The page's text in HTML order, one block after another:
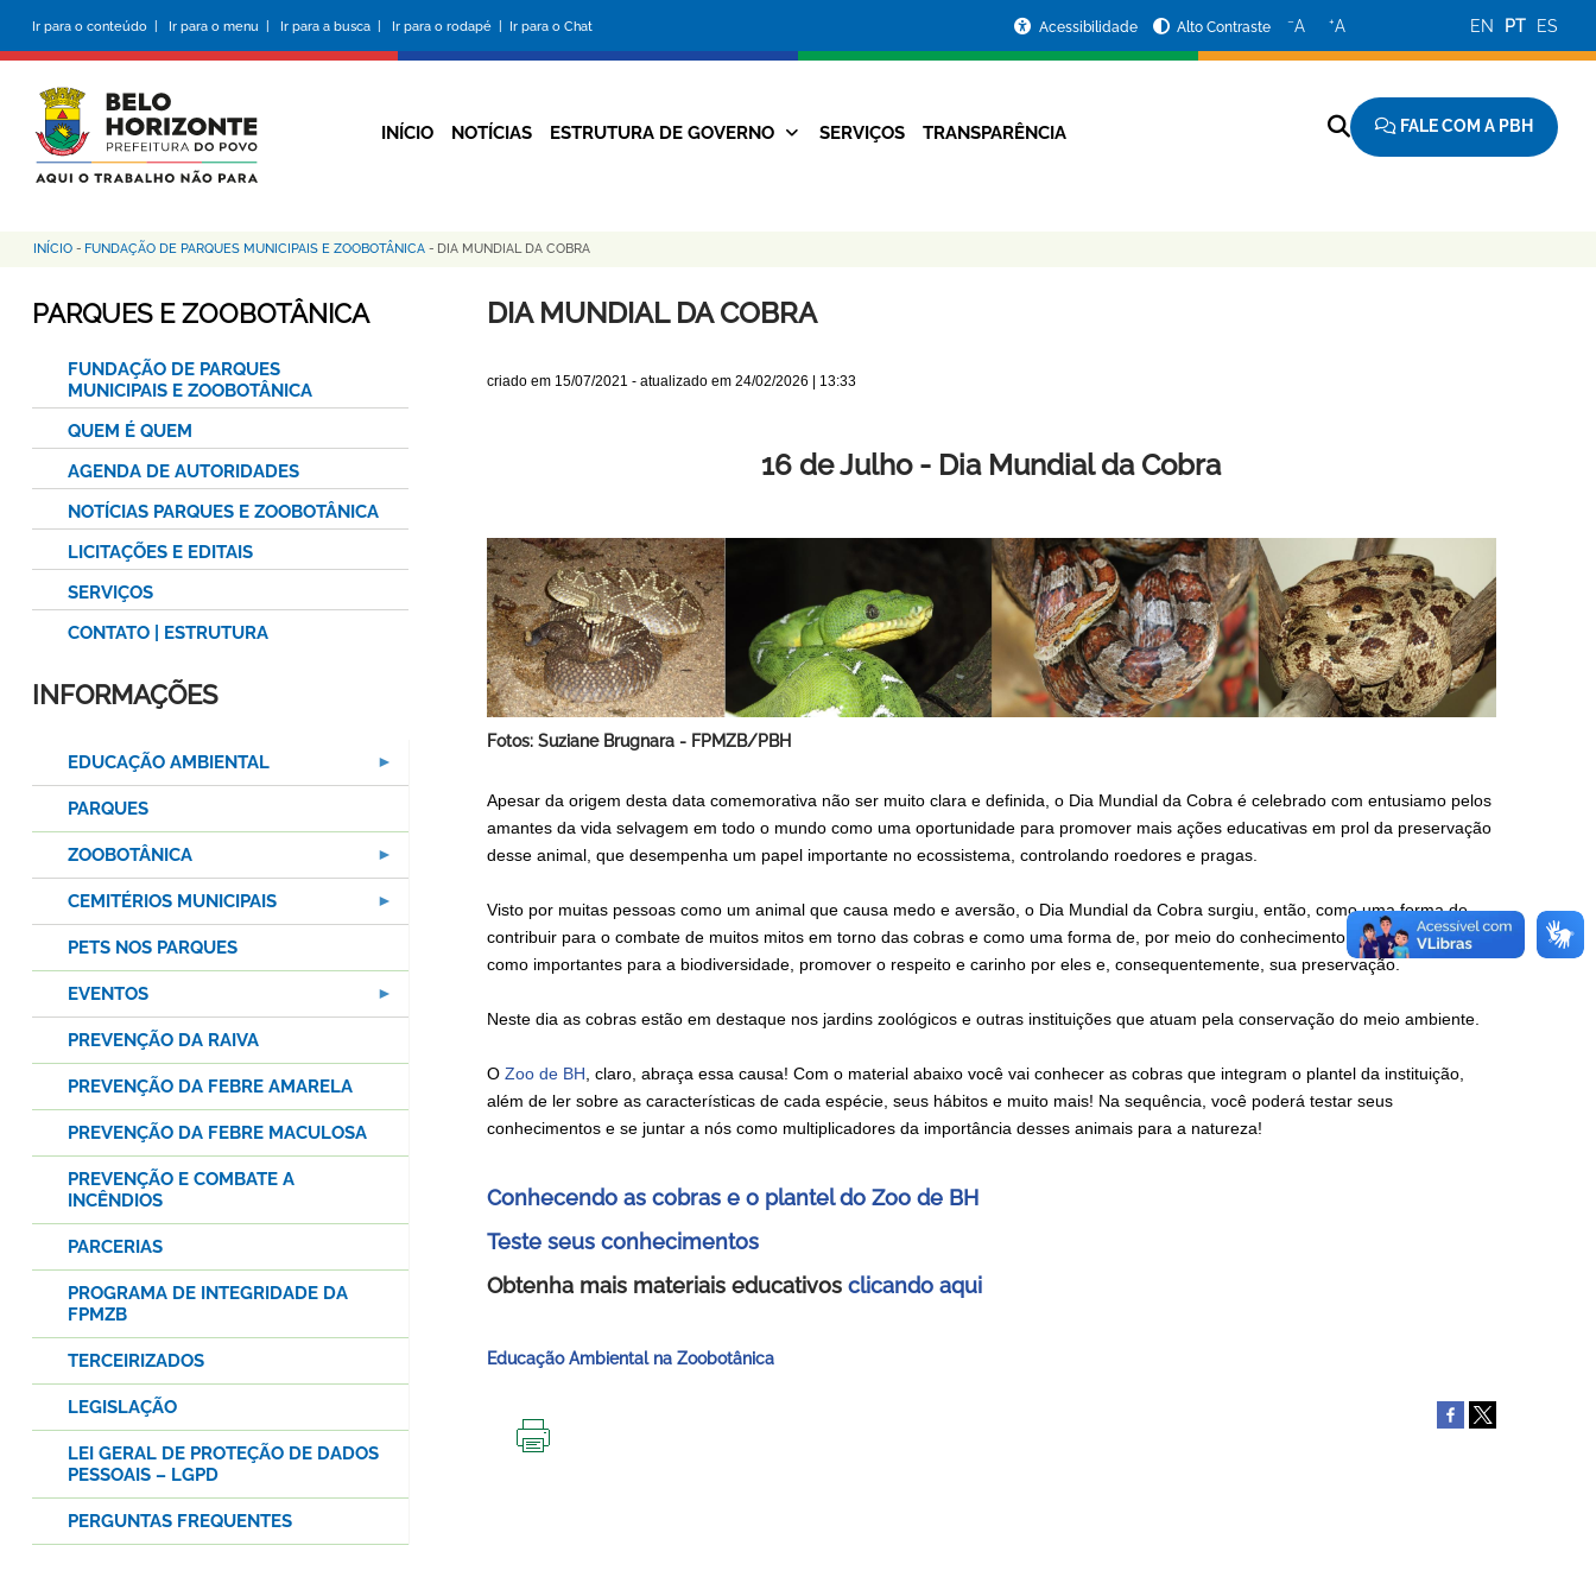
conteúdo
principal
Ir para o conteúdo | Ir para o menu | Ir para a busca | Ir para o rodapé | Ir para o Chat
da
Prefeitura
Acessibilidade Alto Contraste −A +A EN PT ES
Navegação
INÍCIO NOTÍCIAS ESTRUTURA DE GOVERNO SERVIÇOS TRANSPARÊNCIA FALE COM A PBH
Trilha
de
INÍCIO - FUNDAÇÃO DE PARQUES MUNICIPAIS E ZOOBOTÂNICA - DIA MUNDIAL DA COBRA
DIA MUNDIAL DA COBRA
criado em 15/07/2021 - atualizado em 24/02/2026 | 13:33
16 de Julho - Dia Mundial da Cobra
Fotos: Suziane Brugnara - FPMZB/PBH
Apesar da origem desta data comemorativa não ser muito clara e definida, o Dia Mundial da Cobra é celebrado com entusiamo pelos
amantes da vida selvagem em todo o mundo como uma oportunidade para promover mais ações educativas em prol da preservação
desse animal, que desempenha um papel importante no ecossistema, controlando roedores e pragas.
Visto por muitas pessoas como um animal que causa medo e aversão, o Dia Mundial da Cobra surgiu, então, como uma forma de
contribuir para o combate de muitos mitos em torno das cobras e como uma forma de, por meio do conhecimento desses animais
como importantes para a biodiversidade, promover o respeito e carinho por eles e, consequentemente, sua preservação.
Neste dia as cobras estão em destaque nos jardins zoológicos e outras instituições que atuam pela conservação do meio ambiente.
O Zoo de BH , claro, abraça essa causa! Com o material abaixo você vai conhecer as cobras que integram o plantel da instituição,
além de ler sobre as características de cada espécie, seus hábitos e muito mais! Na sequência, você poderá testar seus
conhecimentos e se juntar a nós como multiplicadores da importância desses animais para a natureza!
Conhecendo as cobras e o plantel do Zoo de BH
Teste seus conhecimentos
Obtenha mais materiais educativos clicando aqui
Educação Ambiental na Zoobotânica
PARQUES E ZOOBOTÂNICA
FUNDAÇÃO DE PARQUES
MUNICIPAIS E ZOOBOTÂNICA
QUEM É QUEM
AGENDA DE AUTORIDADES
NOTÍCIAS PARQUES E ZOOBOTÂNICA
LICITAÇÕES E EDITAIS
SERVIÇOS
CONTATO | ESTRUTURA
INFORMAÇÕES
EDUCAÇÃO AMBIENTAL
PARQUES
ZOOBOTÂNICA
CEMITÉRIOS MUNICIPAIS
PETS NOS PARQUES
EVENTOS
PREVENÇÃO DA RAIVA
PREVENÇÃO DA FEBRE AMARELA
PREVENÇÃO DA FEBRE MACULOSA
PREVENÇÃO E COMBATE A
INCÊNDIOS
PARCERIAS
PROGRAMA DE INTEGRIDADE DA
FPMZB
TERCEIRIZADOS
LEGISLAÇÃO
LEI GERAL DE PROTEÇÃO DE DADOS
PESSOAIS – LGPD
PERGUNTAS FREQUENTES